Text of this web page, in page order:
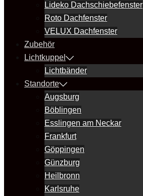
Lideko Dachschiebefenster
Roto Dachfenster
VELUX Dachfenster
Zubehör
Lichtkuppel
Lichtbänder
Standorte
Augsburg
Böblingen
Esslingen am Neckar
Frankfurt
Göppingen
Günzburg
Heilbronn
Karlsruhe